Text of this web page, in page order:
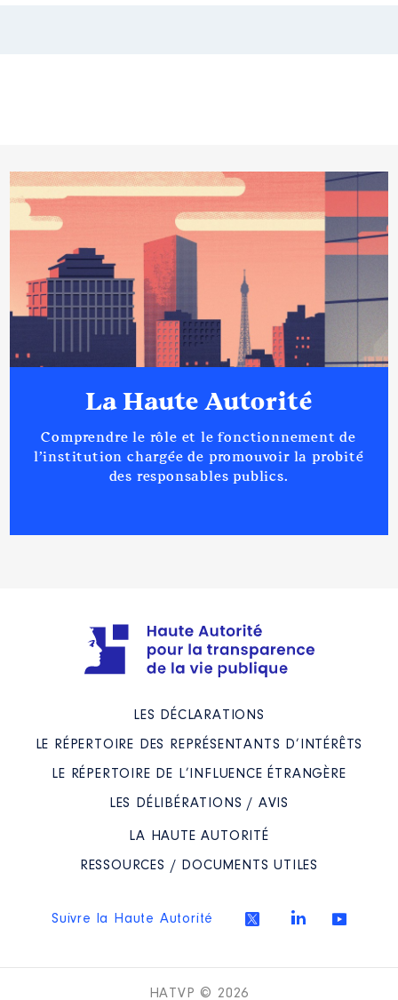
La Haute Autorité
Comprendre le rôle et le fonctionnement de
l’institution chargée de promouvoir la probité
des responsables publics.
LES DÉCLARATIONS
LE RÉPERTOIRE DES REPRÉSENTANTS D’INTÉRÊTS
LE RÉPERTOIRE DE L’INFLUENCE ÉTRANGÈRE
LES DÉLIBÉRATIONS / AVIS
LA HAUTE AUTORITÉ
RESSOURCES / DOCUMENTS UTILES
Suivre la Haute Autorité
HATVP © 2026